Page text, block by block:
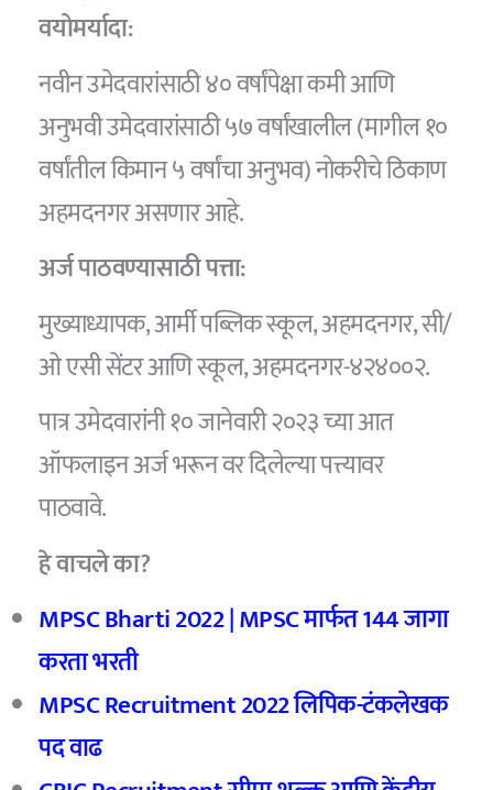
वयोमर्यादा:
नवीन उमेदवारांसाठी ४० वर्षांपेक्षा कमी आणि
अनुभवी उमेदवारांसाठी ५७ वर्षांखालील (मागील १०
वर्षांतील किमान ५ वर्षांचा अनुभव) नोकरीचे ठिकाण
अहमदनगर असणार आहे.
अर्ज पाठवण्यासाठी पत्ता:
मुख्याध्यापक, आर्मी पब्लिक स्कूल, अहमदनगर, सी/
ओ एसी सेंटर आणि स्कूल, अहमदनगर-४२४००२.
पात्र उमेदवारांनी १० जानेवारी २०२३ च्या आत
ऑफलाइन अर्ज भरून वर दिलेल्या पत्त्यावर
पाठवावे.
हे वाचले का?
MPSC Bharti 2022 | MPSC मार्फत 144 जागा
करता भरती
MPSC Recruitment 2022 लिपिक-टंकलेखक
पद वाढ